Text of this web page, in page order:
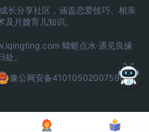
长分享社区，涵盖恋爱技巧、相亲
月嫂育儿知识。
蜻蜓点水·遇见良缘
。
豫公网安备41010502007590号